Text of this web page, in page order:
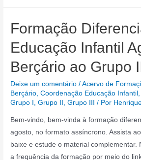
Formação
Educação Infantil
Berçário ao Grupo
Deixe um comentário /Acervo de
Berçário ,Coordenação Educação Infantil
Grupo I ,Grupo II ,Grupo III / Por
Bem-vindo, bem-vinda à formação
agosto, no formato assíncrono. Assista
baixe e estude o material complementar.
a frequência da formação por meio do